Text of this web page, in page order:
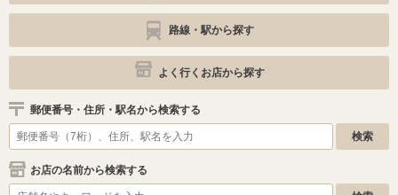
路線・駅から探す
よく行くお店から探す
郵便番号・住所・駅名から検索する
お店の名前から検索する